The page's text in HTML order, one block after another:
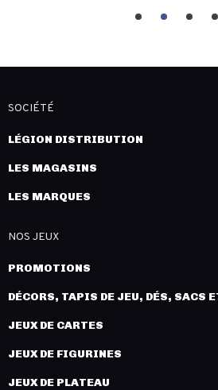
SOCIÉTÉ
LÉGION DISTRIBUTION
LES MAGASINS
LES MARQUES
NOS JEUX
PROMOTIONS
DÉCORS, TAPIS DE JEU, DÉS, SACS
JEUX DE CARTES
JEUX DE FIGURINES
JEUX DE PLATEAU